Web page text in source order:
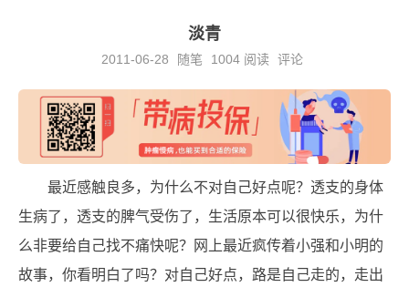
淡青
2011-06-28 随笔 1004 阅读 评论
最近感触良多，为什么不对自己好点呢？透支的身体
生病了，透支的脾气受伤了，生活原本可以很快乐，为什
么非要给自己找不痛快呢？网上最近疯传着小强和小明的
故事，你看明白了吗？对自己好点，路是自己走的，走出